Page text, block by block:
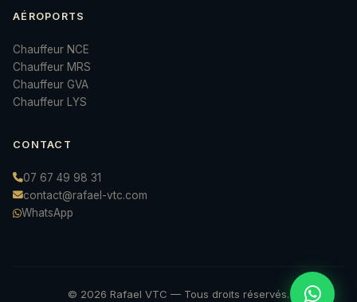
AÉROPORTS
Chauffeur NCE
Chauffeur MRS
Chauffeur GVA
Chauffeur LYS
CONTACT
07 67 49 98 31
contact@rafael-vtc.com
WhatsApp
© 2026 Rafael VTC — Tous droits réservés.